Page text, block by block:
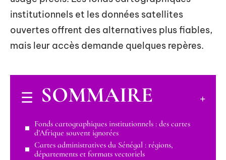
institutionnels et les données satellites
ouvertes offrent des alternatives plus fiables,
mais leur accès demande quelques repères.
SOMMAIRE
Fonds cartographiques institutionnels : des cartes
d’Afrique souvent ignorées
Cartes administratives du Sénégal : régions,
départements et formats vectoriels